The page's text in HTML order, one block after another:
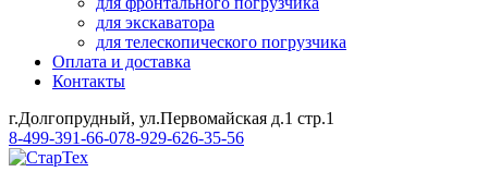
для экскаватора
для телескопического погрузчика
Оплата и доставка
Контакты
г.Долгопрудный, ул.Первомайская д.1 стр.1
8-499-391-66-078-929-626-35-56